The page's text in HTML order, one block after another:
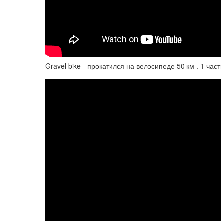
Gravel bike - прокатился на велосипеде 50 км . 1